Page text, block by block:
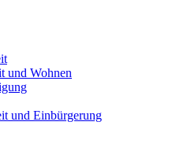
und Wohnen
und Einbürgerung